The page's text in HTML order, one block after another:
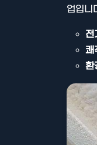
업입니
전
쾌
환